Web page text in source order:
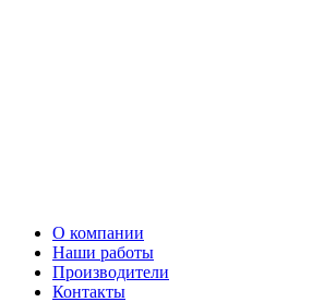
О компании
Наши работы
Производители
Контакты